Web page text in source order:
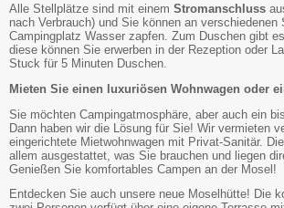
Alle Stellplätze sind mit einem Stromanschluss
nach Verbrauch) und Sie können an verschiedenen
Campingplatz Wasser zapfen. Zum Duschen gibt
diese können Sie erwerben in der Rezeption oder
Stuck für 5 Minuten Duschen.
Mieten Sie einen luxuriösen Wohnwagen oder
Sie möchten Campingatmosphäre, aber auch ein
Dann haben wir die Lösung für Sie! Wir vermieten
eingerichtete Mietwohnwagen mit Privat-Sanitär.
allem ausgestattet, was Sie brauchen und liegen
Genießen Sie komfortables Campen an der Mosel!
Entdecken Sie auch unsere neue Moselhütte! Die